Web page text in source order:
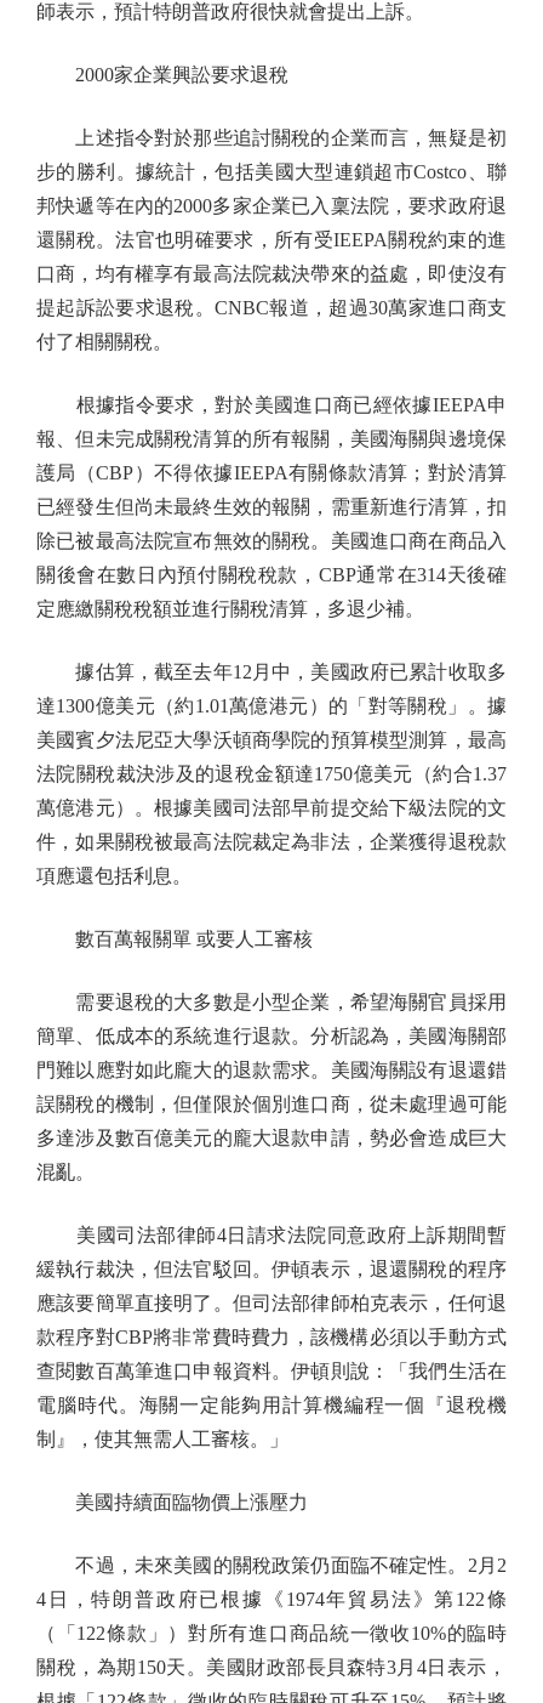
師表示，預計特朗普政府很快就會提出上訴。
2000家企業興訟要求退稅
上述指令對於那些追討關稅的企業而言，無疑是初
步的勝利。據統計，包括美國大型連鎖超市Costco、聯
邦快遞等在內的2000多家企業已入稟法院，要求政府退
還關稅。法官也明確要求，所有受IEEPA關稅約束的進
口商，均有權享有最高法院裁決帶來的益處，即使沒有
提起訴訟要求退稅。CNBC報道，超過30萬家進口商支
付了相關關稅。
根據指令要求，對於美國進口商已經依據IEEPA申
報、但未完成關稅清算的所有報關，美國海關與邊境保
護局（CBP）不得依據IEEPA有關條款清算；對於清算
已經發生但尚未最終生效的報關，需重新進行清算，扣
除已被最高法院宣布無效的關稅。美國進口商在商品入
關後會在數日內預付關稅稅款，CBP通常在314天後確
定應繳關稅稅額並進行關稅清算，多退少補。
據估算，截至去年12月中，美國政府已累計收取多
達1300億美元（約1.01萬億港元）的「對等關稅」。據
美國賓夕法尼亞大學沃頓商學院的預算模型測算，最高
法院關稅裁決涉及的退稅金額達1750億美元（約合1.37
萬億港元）。根據美國司法部早前提交給下級法院的文
件，如果關稅被最高法院裁定為非法，企業獲得退稅款
項應還包括利息。
數百萬報關單 或要人工審核
需要退稅的大多數是小型企業，希望海關官員採用
簡單、低成本的系統進行退款。分析認為，美國海關部
門難以應對如此龐大的退款需求。美國海關設有退還錯
誤關稅的機制，但僅限於個別進口商，從未處理過可能
多達涉及數百億美元的龐大退款申請，勢必會造成巨大
混亂。
美國司法部律師4日請求法院同意政府上訴期間暫
緩執行裁決，但法官駁回。伊頓表示，退還關稅的程序
應該要簡單直接明了。但司法部律師柏克表示，任何退
款程序對CBP將非常費時費力，該機構必須以手動方式
查閱數百萬筆進口申報資料。伊頓則說：「我們生活在
電腦時代。海關一定能夠用計算機編程一個『退稅機
制』，使其無需人工審核。」
美國持續面臨物價上漲壓力
不過，未來美國的關稅政策仍面臨不確定性。2月2
4日，特朗普政府已根據《1974年貿易法》第122條
（「122條款」）對所有進口商品統一徵收10%的臨時
關稅，為期150天。美國財政部長貝森特3月4日表示，